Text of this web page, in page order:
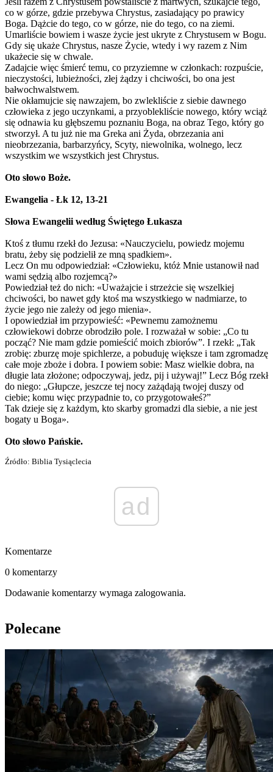
co w górze, gdzie przebywa Chrystus, zasiadający po prawicy
Boga. Dążcie do tego, co w górze, nie do tego, co na ziemi.
Umarliście bowiem i wasze życie jest ukryte z Chrystusem w Bogu.
Gdy się ukaże Chrystus, nasze Życie, wtedy i wy razem z Nim
ukażecie się w chwale.
Zadajcie więc śmierć temu, co przyziemne w członkach: rozpuście,
nieczystości, lubieżności, złej żądzy i chciwości, bo ona jest
bałwochwalstwem.
Nie okłamujcie się nawzajem, bo zwlekliście z siebie dawnego
człowieka z jego uczynkami, a przyoblekliście nowego, który wciąż
się odnawia ku głębszemu poznaniu Boga, na obraz Tego, który go
stworzył. A tu już nie ma Greka ani Żyda, obrzezania ani
nieobrzezania, barbarzyńcy, Scyty, niewolnika, wolnego, lecz
wszystkim we wszystkich jest Chrystus.
Oto słowo Boże.
Ewangelia - Łk 12, 13-21
Słowa Ewangelii według Świętego Łukasza
Ktoś z tłumu rzekł do Jezusa: «Nauczycielu, powiedz mojemu
bratu, żeby się podzielił ze mną spadkiem».
Lecz On mu odpowiedział: «Człowieku, któż Mnie ustanowił nad
wami sędzią albo rozjemcą?»
Powiedział też do nich: «Uważajcie i strzeżcie się wszelkiej
chciwości, bo nawet gdy ktoś ma wszystkiego w nadmiarze, to
życie jego nie zależy od jego mienia».
I opowiedział im przypowieść: «Pewnemu zamożnemu
człowiekowi dobrze obrodziło pole. I rozważał w sobie: „Co tu
począć? Nie mam gdzie pomieścić moich zbiorów”. I rzekł: „Tak
zrobię: zburzę moje spichlerze, a pobuduję większe i tam zgromadzę
całe moje zboże i dobra. I powiem sobie: Masz wielkie dobra, na
długie lata złożone; odpoczywaj, jedz, pij i używaj!” Lecz Bóg rzekł
do niego: „Głupcze, jeszcze tej nocy zażądają twojej duszy od
ciebie; komu więc przypadnie to, co przygotowałeś?”
Tak dzieje się z każdym, kto skarby gromadzi dla siebie, a nie jest
bogaty u Boga».
Oto słowo Pańskie.
Źródło: Biblia Tysiąclecia
ad
Komentarze
0 komentarzy
Dodawanie komentarzy wymaga zalogowania.
Polecane